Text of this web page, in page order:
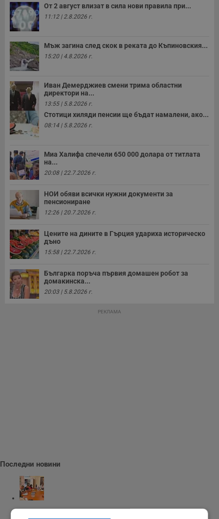
От 2 август влизат в сила нови правила при...
11:12 | 2.8.2026 г.
Мъж загина след скок в реката до Къпиновския...
15:20 | 4.8.2026 г.
Иван Демерджиев смени трима областни
директори на...
13:55 | 5.8.2026 г.
Стотици хиляди пенсии ще бъдат намалени, ако...
08:14 | 5.8.2026 г.
Миа Халифа спечели 650 000 долара от титлата
на...
20:08 | 22.7.2026 г.
НОИ обяви всички нужни документи за
пенсиониране
12:26 | 20.7.2026 г.
Цените на дините в Гърция удариха историческо
дъно
15:58 | 22.7.2026 г.
Българка поръча първия домашен робот за
домакинска...
20:03 | 5.8.2026 г.
РЕКЛАМА
Последни новини